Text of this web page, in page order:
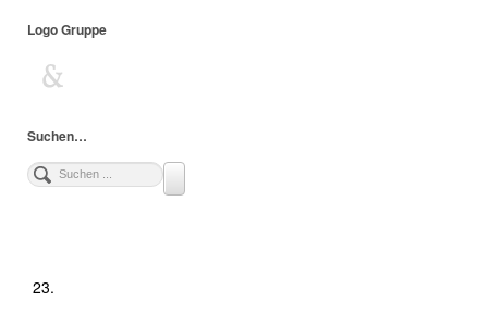
Logo Gruppe
Suchen…
23.